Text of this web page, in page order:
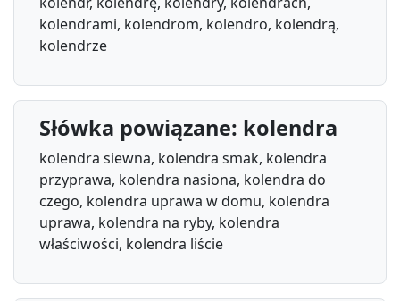
kolendrami, kolendrom, kolendro, kolendrą,
kolendrze
Słówka powiązane: kolendra
kolendra siewna, kolendra smak, kolendra
przyprawa, kolendra nasiona, kolendra do
czego, kolendra uprawa w domu, kolendra
uprawa, kolendra na ryby, kolendra
właściwości, kolendra liście